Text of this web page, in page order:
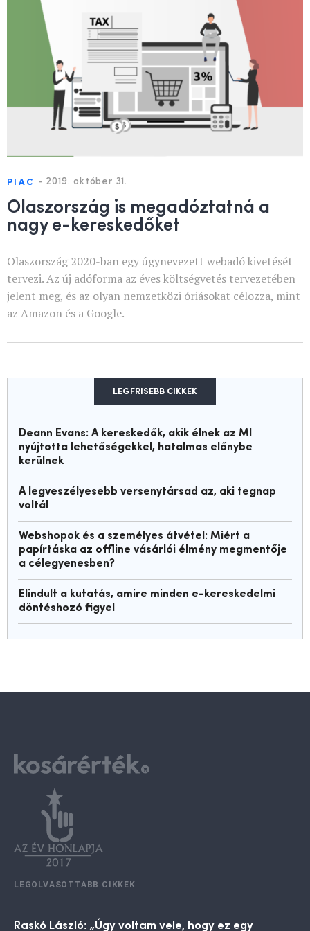
PIAC - 2019. október 31.
Olaszország is megadóztatná a
nagy e-kereskedőket
Olaszország 2020-ban egy úgynevezett webadó kivetését
tervezi. Az új adóforma az éves költségvetés tervezetében
jelent meg, és az olyan nemzetközi óriásokat célozza, mint
az Amazon és a Google.
LEGFRISEBB CIKKEK
Deann Evans: A kereskedők, akik élnek az MI
nyújtotta lehetőségekkel, hatalmas előnybe
kerülnek
A legveszélyesebb versenytársad az, aki tegnap
voltál
Webshopok és a személyes átvétel: Miért a
papírtáska az offline vásárlói élmény megmentője
a célegyenesben?
Elindult a kutatás, amire minden e-kereskedelmi
döntéshozó figyel
LEGOLVASOTTABB CIKKEK
Raskó László: „Úgy voltam vele, hogy ez egy